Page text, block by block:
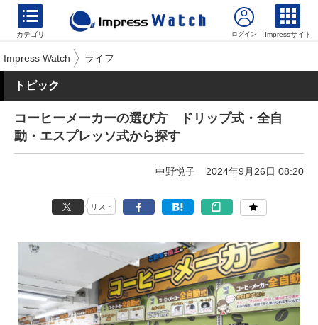
カテゴリ Impressサイト
Impress Watch ライフ
トピック
コーヒーメーカーの選び方 ドリップ式・全自
動・エスプレッソ式から探す
中野悦子 2024年9月26日 08:20
リスト